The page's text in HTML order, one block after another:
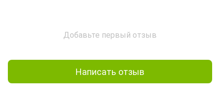
Добавьте первый отзыв
Написать отзыв